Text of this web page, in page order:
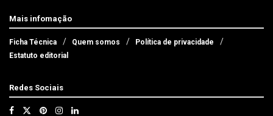
Mais infomação
Ficha Técnica Quem somos
Política de privacidade
Estatuto editorial
Redes Sociais